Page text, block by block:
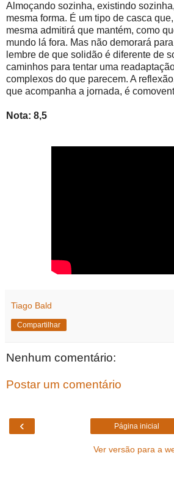
Almoçando sozinha, existindo
mesma forma. É um tipo de casca
mesma admitirá que mantém, como
mundo lá fora. Mas não demorará
lembre de que solidão é diferente de
caminhos para tentar uma
complexos do que parecem. A
que acompanha a jornada, é
Nota: 8,5
Tiago Bald
Compartilhar
Nenhum comentário:
Postar um comentário
‹ Página inicial
Ver versão para a